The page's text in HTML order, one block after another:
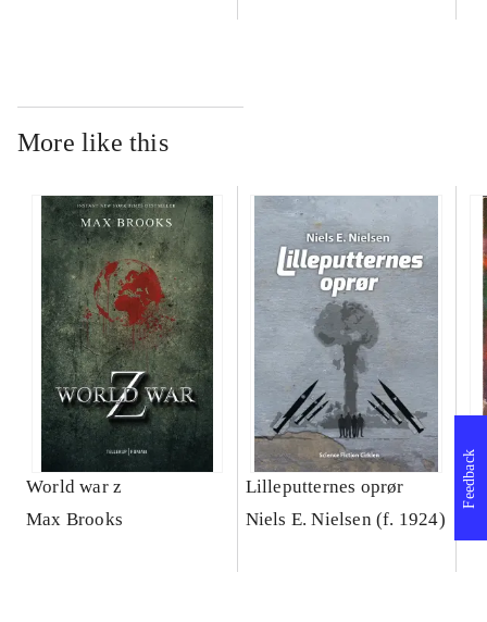
More like this
World war z
Max Brooks
Lilleputternes oprør
Niels E. Nielsen (f. 1924)
Feedback